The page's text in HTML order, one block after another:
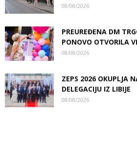
08/08/2026
PREUREĐENA DM
PONOVO OTVORILA
08/08/2026
ZEPS 2026 OKUPLJA
DELEGACIJU IZ LIBIJE
08/08/2026